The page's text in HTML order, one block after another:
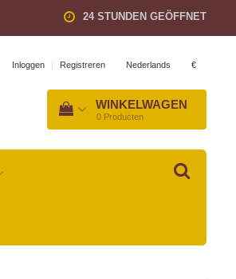
24 STUNDEN GEÖFFNET
Inloggen | Registreren Nederlands €
WINKELWAGEN
0 Producten